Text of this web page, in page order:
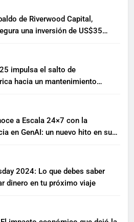
de Riverwood Capital,
una inversión de US$35
impulsa el salto de
hacia un mantenimiento
a Escala 24×7 con la
en GenAI: un nuevo hito en su
2024: Lo que debes saber
dinero en tu próximo viaje